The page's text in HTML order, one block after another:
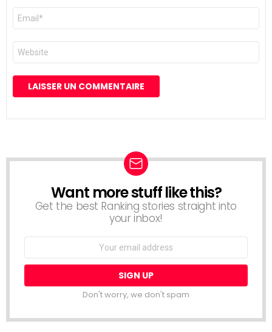
E-
mail
*
Site
web
NEWSLETTER
Want more stuff like this?
Get the best Ranking stories straight into
your inbox!
Email
Don't worry, we don't spam